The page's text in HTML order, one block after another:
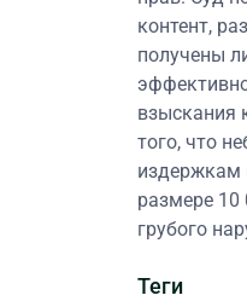
контент,
получены
взыскания
того, что
издержкам
размере 10
грубого
Теги